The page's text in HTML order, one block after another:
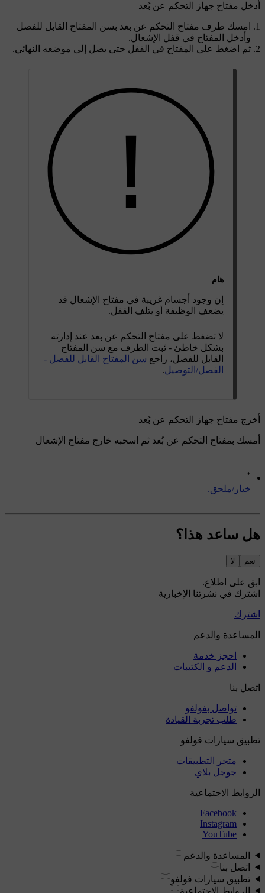
أدخل مفتاح جهاز التحكم عن بُعد
امسك طرف مفتاح التحكم عن بعد بسن المفتاح القابل للفصل
وأدخل المفتاح في قفل الإشعال.
ثم اضغط على المفتاح في القفل حتى يصل إلى موضعه النهائي.
هام
إن وجود أجسام غريبة في مفتاح الإشعال قد
يضعف الوظيفة أو يتلف القفل.
لا تضغط على مفتاح التحكم عن بعد عند إدارته
بشكل خاطئ - ثبت الطرف مع سن المفتاح
القابل للفصل، راجع سن المفتاح القابل للفصل -
الفصل/التوصيل.
أخرج مفتاح جهاز التحكم عن بُعد
أمسك بمفتاح التحكم عن بُعد ثم اسحبه خارج مفتاح الإشعال
*
‏خيار/ملحق.
هل ساعد هذا؟
نعم لا